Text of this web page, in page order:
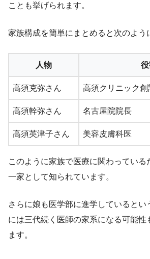
ことも挙げられます。
家族構成を簡単にまとめると次のよう
人物 役
高須克弥さん 高須クリニック
高須幹弥さん 名古屋院院長
高須英津子さん 美容皮膚科医
このように家族で医療に関わっている
一家として知られています。
さらに娘も医学部に進学しているとい
には三代続く医師の家系になる可能性
ます。